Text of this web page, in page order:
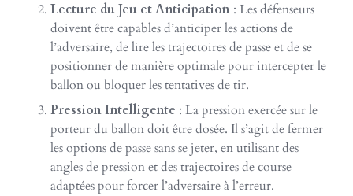
Lecture du Jeu et Anticipation : Les défenseurs
doivent être capables d’anticiper les actions de
l’adversaire, de lire les trajectoires de passe et de se
positionner de manière optimale pour intercepter le
ballon ou bloquer les tentatives de tir.
Pression Intelligente : La pression exercée sur le
porteur du ballon doit être dosée. Il s’agit de fermer
les options de passe sans se jeter, en utilisant des
angles de pression et des trajectoires de course
adaptées pour forcer l’adversaire à l’erreur.